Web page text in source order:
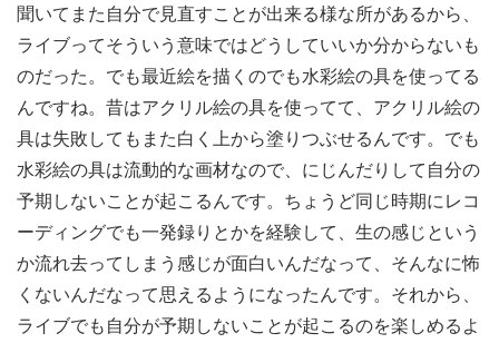
聞いてまた自分で見直すことが出来る様な所があるから、
ライブってそういう意味ではどうしていいか分からないも
のだった。でも最近絵を描くのでも水彩絵の具を使ってる
んですね。昔はアクリル絵の具を使ってて、アクリル絵の
具は失敗してもまた白く上から塗りつぶせるんです。でも
水彩絵の具は流動的な画材なので、にじんだりして自分の
予期しないことが起こるんです。ちょうど同じ時期にレコ
ーディングでも一発録りとかを経験して、生の感じという
か流れ去ってしまう感じが面白いんだなって、そんなに怖
くないんだなって思えるようになったんです。それから、
ライブでも自分が予期しないことが起こるのを楽しめるよ